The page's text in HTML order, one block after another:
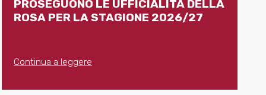
PROSEGUONO LE UFFICIALITÀ DELLA
ROSA PER LA STAGIONE 2026/27
Continua a leggere